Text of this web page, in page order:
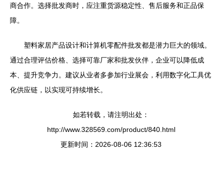
商合作。选择批发商时，应注重货源稳定性、售后服务和正品保
障。
塑料家居产品设计和计算机零配件批发都是潜力巨大的领域。
通过合理评估价格、选择可靠厂家和批发伙伴，企业可以降低成
本、提升竞争力。建议从业者多参加行业展会，利用数字化工具优
化供应链，以实现可持续增长。
如若转载，请注明出处：
http://www.328569.com/product/840.html
更新时间：2026-08-06 12:36:53